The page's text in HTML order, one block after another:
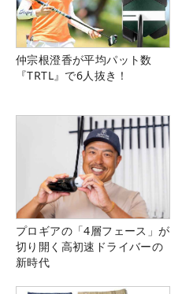
仲宗根澄香が平均パット数
『TRTL』で6人抜き！
プロギアの「4層フェース」が
切り開く高初速ドライバーの
新時代